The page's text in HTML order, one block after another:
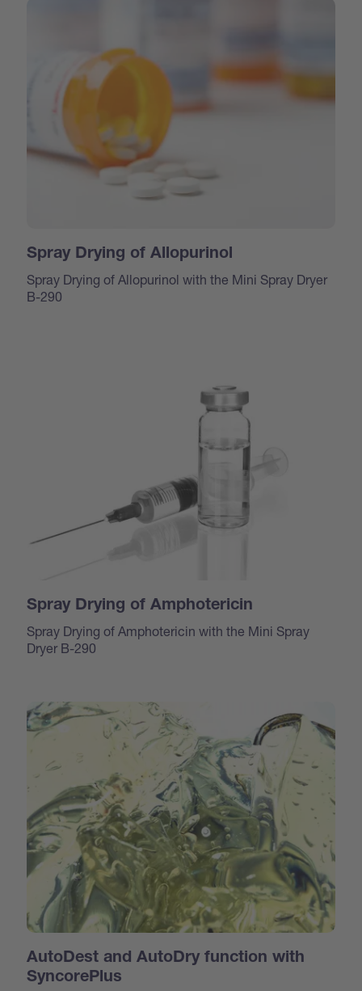
Spray Drying of Allopurinol
Spray Drying of Allopurinol with the Mini Spray Dryer
B-290
Spray Drying of Amphotericin
Spray Drying of Amphotericin with the Mini Spray
Dryer B-290
AutoDest and AutoDry function with
SyncorePlus